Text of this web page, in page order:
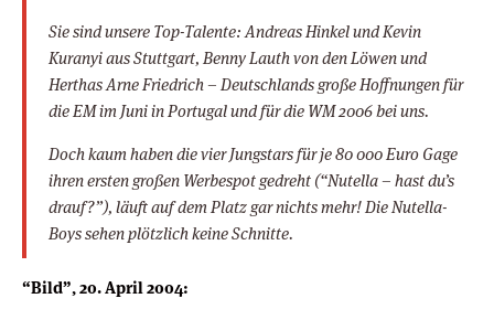
Sie sind unsere Top-Talente: Andreas Hinkel und Kevin
Kuranyi aus Stuttgart, Benny Lauth von den Löwen und
Herthas Arne Friedrich – Deutschlands große Hoffnungen für
die EM im Juni in Portugal und für die WM 2006 bei uns.
Doch kaum haben die vier Jungstars für je 80 000 Euro Gage
ihren ersten großen Werbespot gedreht (“Nutella – hast du’s
drauf?”), läuft auf dem Platz gar nichts mehr! Die Nutella-
Boys sehen plötzlich keine Schnitte.
“Bild”, 20. April 2004: